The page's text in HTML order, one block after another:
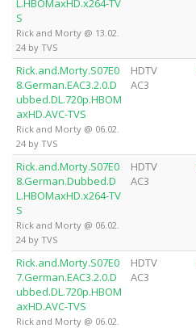
L.HBOMaxHD.x264-TV
S
Rick and Morty @ 13.02.
24 by TVS
Rick.and.Morty.S07E0
8.German.EAC3.2.0.D
ubbed.DL.720p.HBOM
axHD.AVC-TVS
Rick and Morty @ 06.02.
24 by TVS
HDTV
AC3
Rick.and.Morty.S07E0
8.German.Dubbed.D
L.HBOMaxHD.x264-TV
S
Rick and Morty @ 06.02.
24 by TVS
HDTV
AC3
Rick.and.Morty.S07E0
7.German.EAC3.2.0.D
ubbed.DL.720p.HBOM
axHD.AVC-TVS
Rick and Morty @ 06.02.
HDTV
AC3